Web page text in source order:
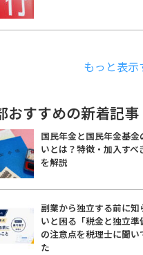
もっと表示
おすすめの新着記事
国民年金と国民年金基金
いとは？特徴・加入すべ
を解説
副業から独立する前に知
いと困る「税金と独立準
の注意点を税理士に聞い
た